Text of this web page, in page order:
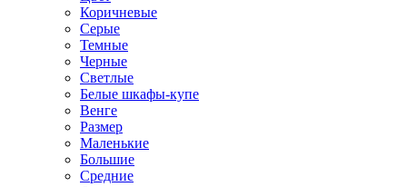
Коричневые
Серые
Темные
Черные
Светлые
Белые шкафы-купе
Венге
Размер
Маленькие
Большие
Средние